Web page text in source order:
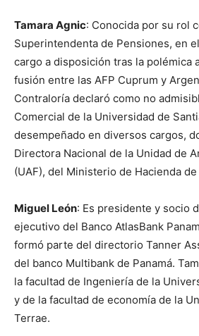
Tamara Agnic: Conocida por su rol
Superintendenta de Pensiones, en
cargo a disposición tras la polémica
fusión entre las AFP Cuprum y
Contraloría declaró como no
Comercial de la Universidad de
desempeñado en diversos cargos,
Directora Nacional de la Unidad de
(UAF), del Ministerio de Hacienda
Miguel León: Es presidente y socio
ejecutivo del Banco AtlasBank
formó parte del directorio Tanner
del banco Multibank de Panamá.
la facultad de Ingeniería de la
y de la facultad de economía de la
Terrae.